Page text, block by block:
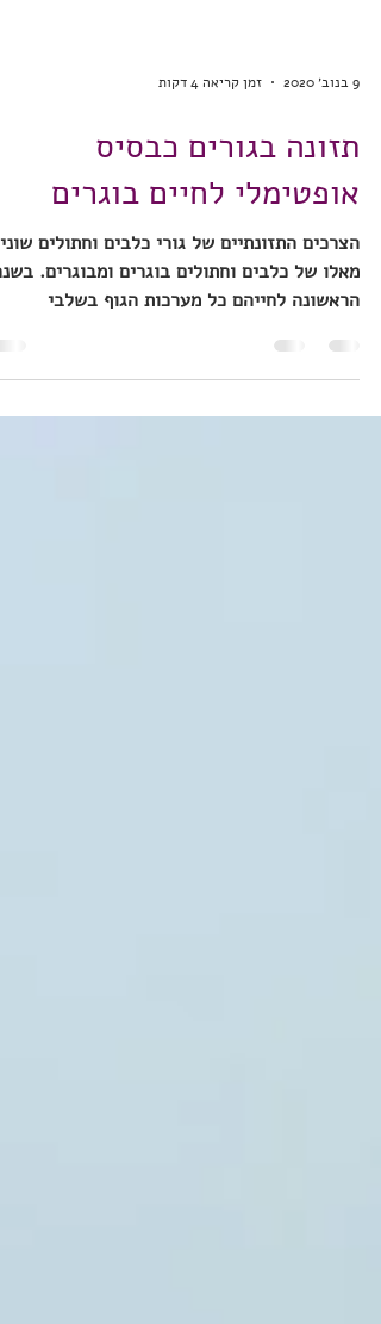
9 בנוב׳ 2020 זמן קריאה 4 דקות
תזונה בגורים כבסיס
אופטימלי לחיים בוגרים
מאלו של כלבים וחתולים בוגרים ומבוגרים.
הראשונה לחייהם כל מערכות הגוף בשלבי